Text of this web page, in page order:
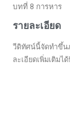
บทที่ 8 การหาร
รายละเอียด
วีดิทัศน์นี้จัดทำขึ้น
ละเอียดเพิ่มเติมไ